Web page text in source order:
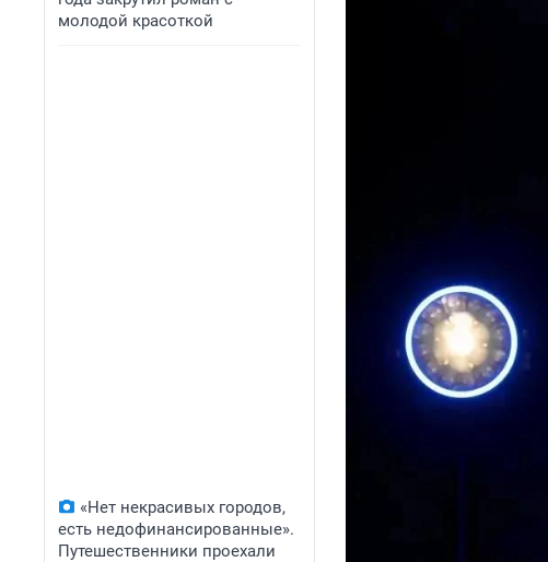
молодой красоткой
«Нет некрасивых городов,
есть недофинансированные».
Путешественники проехали